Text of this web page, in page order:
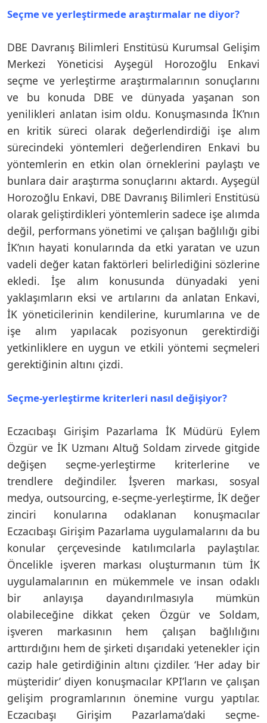
Seçme ve yerleştirmede araştırmalar ne diyor?
DBE Davranış Bilimleri Enstitüsü Kurumsal Gelişim
Merkezi Yöneticisi Ayşegül Horozoğlu Enkavi
seçme ve yerleştirme araştırmalarının sonuçlarını
ve bu konuda DBE ve dünyada yaşanan son
yenilikleri anlatan isim oldu. Konuşmasında İK’nın
en kritik süreci olarak değerlendirdiği işe alım
sürecindeki yöntemleri değerlendiren Enkavi bu
yöntemlerin en etkin olan örneklerini paylaştı ve
bunlara dair araştırma sonuçlarını aktardı. Ayşegül
Horozoğlu Enkavi, DBE Davranış Bilimleri Enstitüsü
olarak geliştirdikleri yöntemlerin sadece işe alımda
değil, performans yönetimi ve çalışan bağlılığı gibi
İK’nın hayati konularında da etki yaratan ve uzun
vadeli değer katan faktörleri belirlediğini sözlerine
ekledi. İşe alım konusunda dünyadaki yeni
yaklaşımların eksi ve artılarını da anlatan Enkavi,
İK yöneticilerinin kendilerine, kurumlarına ve de
işe alım yapılacak pozisyonun gerektirdiği
yetkinliklere en uygun ve etkili yöntemi seçmeleri
gerektiğinin altını çizdi.
Seçme-yerleştirme kriterleri nasıl değişiyor?
Eczacıbaşı Girişim Pazarlama İK Müdürü Eylem
Özgür ve İK Uzmanı Altuğ Soldam zirvede gitgide
değişen seçme-yerleştirme kriterlerine ve
trendlere değindiler. İşveren markası, sosyal
medya, outsourcing, e-seçme-yerleştirme, İK değer
zinciri konularına odaklanan konuşmacılar
Eczacıbaşı Girişim Pazarlama uygulamalarını da bu
konular çerçevesinde katılımcılarla paylaştılar.
Öncelikle işveren markası oluşturmanın tüm İK
uygulamalarının en mükemmele ve insan odaklı
bir anlayışa dayandırılmasıyla mümkün
olabileceğine dikkat çeken Özgür ve Soldam,
işveren markasının hem çalışan bağlılığını
arttırdığını hem de şirketi dışarıdaki yetenekler için
cazip hale getirdiğinin altını çizdiler. ‘Her aday bir
müşteridir’ diyen konuşmacılar KPI’ların ve çalışan
gelişim programlarının önemine vurgu yaptılar.
Eczacıbaşı Girişim Pazarlama’daki seçme-